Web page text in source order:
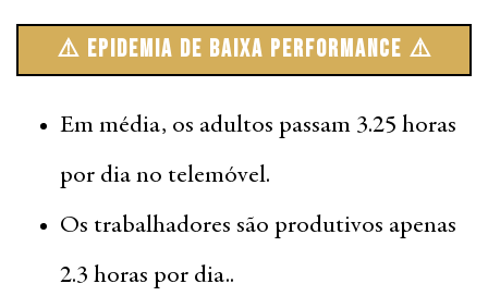
⚠️ Epidemia de Baixa Performance ⚠️
Em média, os adultos passam 3.25 horas
por dia no telemóvel.
Os trabalhadores são produtivos apenas
2.3 horas por dia..